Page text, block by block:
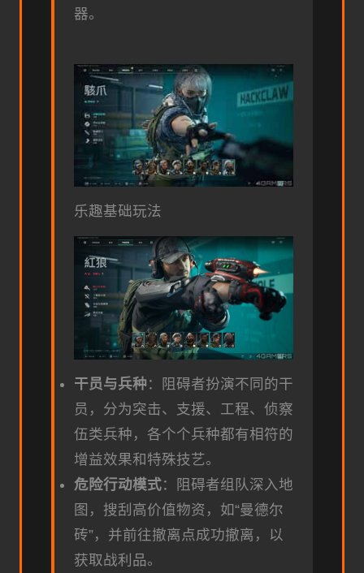
器。
乐趣基础玩法
干员与兵种 ：阻碍者扮演不同的干
员，分为突击、支援、工程、侦察
伍类兵种，各个个兵种都有相符的
增益效果和特殊技艺。
危险行动模式：阻碍者组队深入地
图，搜刮高价值物资，如“曼德尔
砖”，并前往撤离点成功撤离，以
获取战利品。